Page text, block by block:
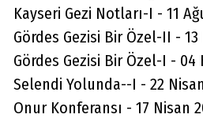
Kayseri Gezi Notları-I - 11
Gördes Gezisi Bir Özel-II - 13
Gördes Gezisi Bir Özel-I - 04
Selendi Yolunda--I - 22
Onur Konferansı - 17 Nisan